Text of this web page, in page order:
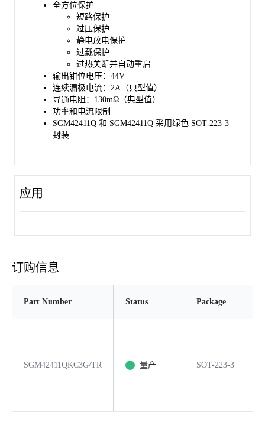
全方位保护
短路保护
过压保护
静电放电保护
过载保护
过热关断并自动重启
输出钳位电压：44V
连续漏极电流：2A（典型值）
导通电阻：130mΩ（典型值）
功率和电流限制
SGM42411Q 和 SGM42411Q 采用绿色 SOT-223-3
封装
应用
订购信息
Part Number Status Package
SGM42411QKC3G/TR 量产 SOT-223-3